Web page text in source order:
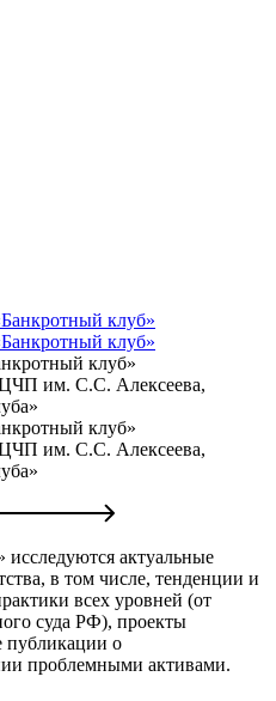
клуб»
им. С.С. Алексеева,
клуб»
им. С.С. Алексеева,
исследуются актуальные
в том числе, тенденции и
всех уровней (от
суда РФ), проекты
публикации о
проблемными активами.